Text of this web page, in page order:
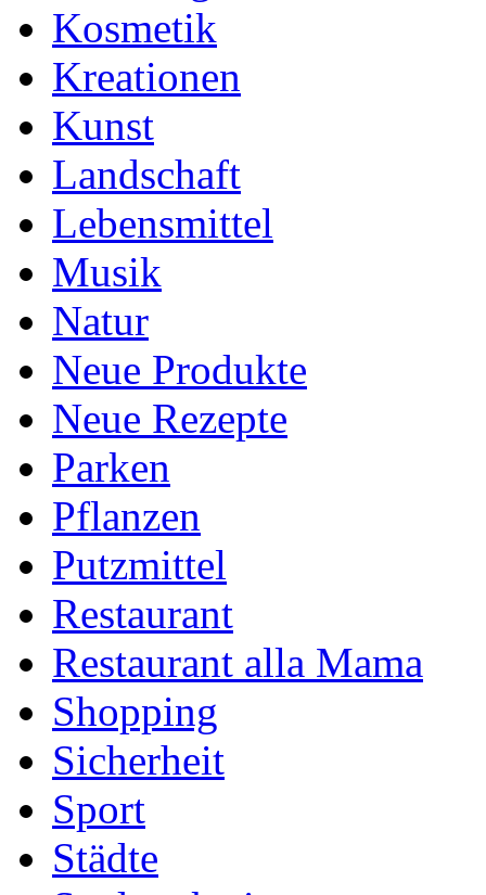
Kosmetik
Kreationen
Kunst
Landschaft
Lebensmittel
Musik
Natur
Neue Produkte
Neue Rezepte
Parken
Pflanzen
Putzmittel
Restaurant
Restaurant alla Mama
Shopping
Sicherheit
Sport
Städte